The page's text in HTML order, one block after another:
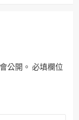
公開。 必填欄位